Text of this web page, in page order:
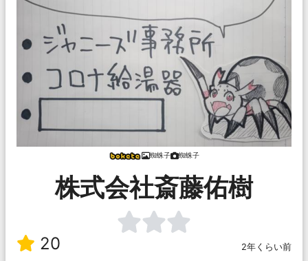
蜘蛛子 蜘蛛子
株式会社斎藤佑樹
20 2年くらい前